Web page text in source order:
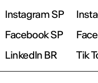
Instagram SP
Facebook SP
LinkedIn BR
Tik